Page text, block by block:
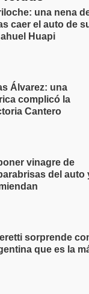
una nena
caer el auto de
Huapi
Álvarez: una
complicó la
Cantero
vinagre de
del auto
sorprende
que es la